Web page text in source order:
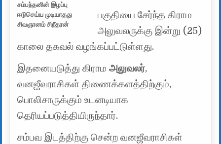
சம்பந்தனின் இழப்பு
ஈடுசெய்ய முடியாதது
சிவஞானம் சிறீதரன்
பகுதியை சேர்ந்த கிராம
அலுவலருக்கு இன்று (25)
காலை தகவல் வழங்கப்பட்டுள்ளது.
இதனையடுத்து கிராமஅலுவலர்,
வனஜீவராசிகள் திணைக்களத்திற்கும்,
பொலிசாருக்கும் உடனடியாக
தெரியப்படுத்தியிருந்தார்.
சம்பவ இடத்திற்கு சென்ற வனஜீவராசிகள்